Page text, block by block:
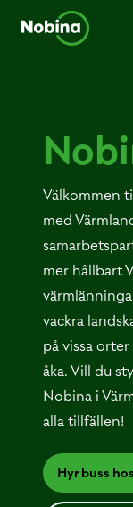
Välkommen
med
mer hållbart
vackra
på vissa
åka. Vill du
Nobina i
alla tillfällen!
Hyr buss